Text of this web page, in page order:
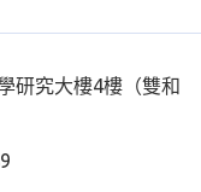
研究大樓4樓（雙和